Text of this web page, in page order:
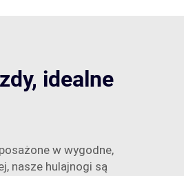
idealne
w wygodne,
nasze hulajnogi są